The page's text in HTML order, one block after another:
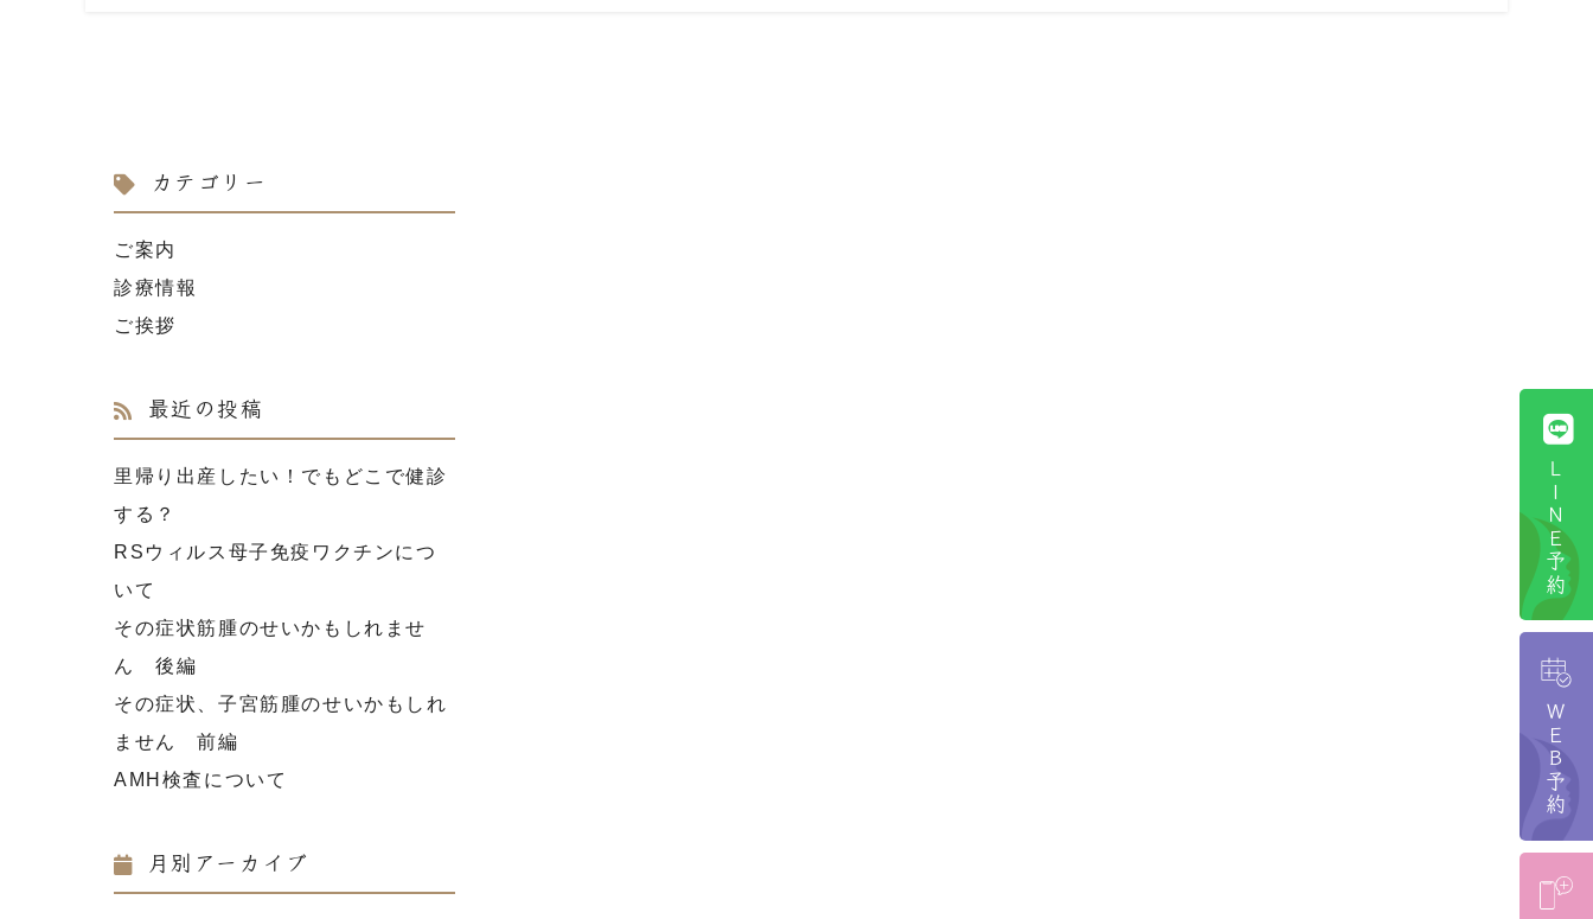
ＬＩＮＥ予約
ＷＥＢ予約
カテゴリー
ご案内
診療情報
ご挨拶
最近の投稿
里帰り出産したい！でもどこで健診
する？
RSウィルス母子免疫ワクチンにつ
いて
その症状筋腫のせいかもしれませ
ん 後編
その症状、子宮筋腫のせいかもしれ
ません 前編
AMH検査について
月別アーカイブ